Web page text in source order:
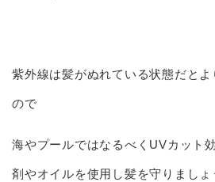
紫外線は髪がぬれている状態だと
ので
海やプールではなるべくUVカット
剤やオイルを使用し髪を守りましょ